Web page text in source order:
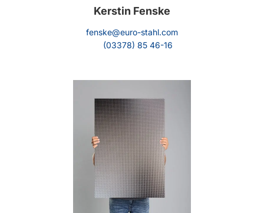
Kerstin Fenske
fenske@euro-stahl.com
(03378) 85 46-16